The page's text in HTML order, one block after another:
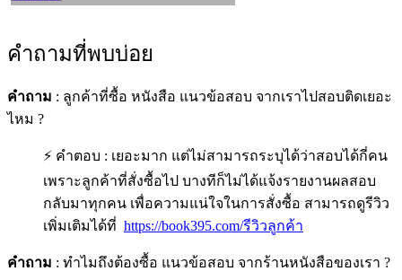
คำถามที่พบบ่อย
คำถาม : ลูกค้าที่ซื้อ หนังสือ แนวข้อสอบ จากเราไปสอบติดเยอะ
ไหม ?
⚡ คำตอบ : เยอะมาก แต่ไม่สามารถระบุได้ว่าสอบได้กี่คน
เพราะลูกค้าที่สั่งซื้อไป บางทีก็ไม่ได้แจ้งรายงานผลสอบ
กลับมาทุกคน เพื่อความแน่ใจในการสั่งซื้อ สามารถดูรีวิว
เพิ่มเติมได้ที่ https://book395.com/รีวิวลูกค้า
คำถาม : ทำไมถึงต้องซื้อ แนวข้อสอบ จากร้านหนังสือของเรา ?